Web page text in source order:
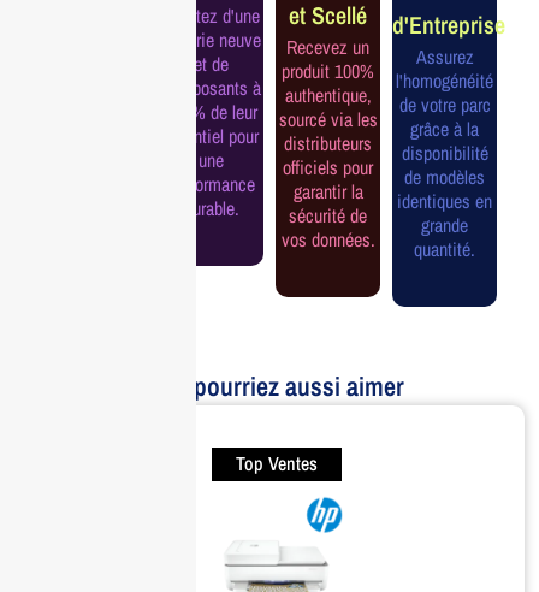
Profitez d'une
batterie neuve
et de
composants à
100% de leur
potentiel pour
une
performance
durable.
et Scellé
Recevez un
produit 100%
authentique,
sourcé via les
distributeurs
officiels pour
garantir la
sécurité de
vos données.
d'Entreprise
Assurez
l'homogénéité
de votre parc
grâce à la
disponibilité
de modèles
identiques en
grande
quantité.
Vous pourriez aussi aimer
Top Ventes